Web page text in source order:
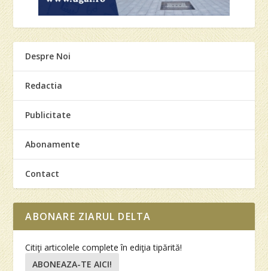
Despre Noi
Redactia
Publicitate
Abonamente
Contact
ABONARE ZIARUL DELTA
Citiţi articolele complete în ediţia tipărită!
ABONEAZA-TE AICI!